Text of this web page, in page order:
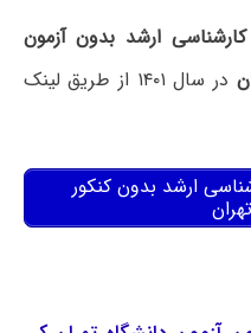
کارشناسی ارشد بدون آزمون
در سال ۱۴۰۱ از طریق لینک
ارشد بدون کنکور